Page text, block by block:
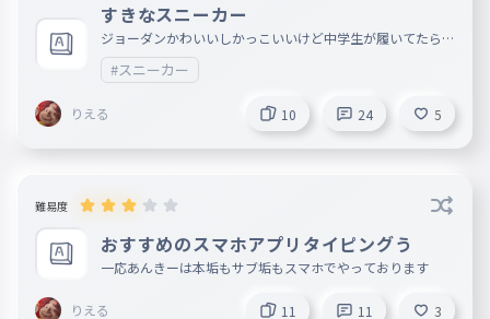
すきなスニーカー
ジョーダンかわいいしかっこいいけど中学生が履いてたらな
んかイキってるっぽく見られそうやからあんま履いてない
だからジョーダンは1足しかもってない ちな赤シカゴ
#スニーカー
りえる 10 24 5
難易度
おすすめのスマホアプリタイピングう
一応あんきーは本垢もサブ垢もスマホでやっております
りえる 11 11 3